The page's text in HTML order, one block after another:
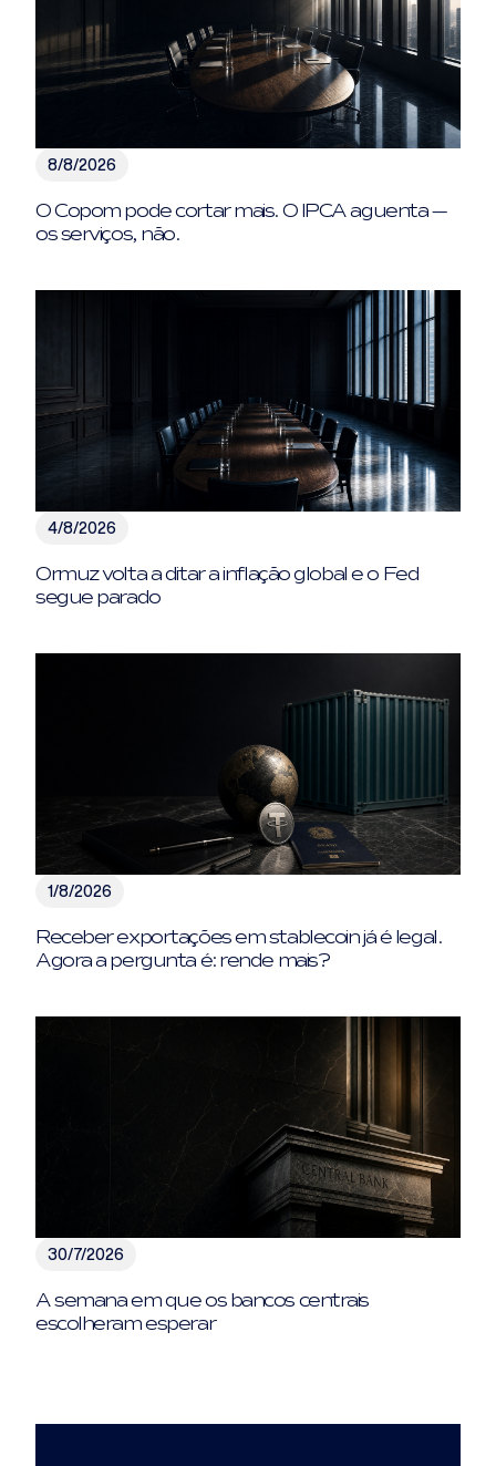
8/8/2026
O Copom pode cortar mais. O IPCA aguenta —
os serviços, não.
4/8/2026
Ormuz volta a ditar a inflação global e o Fed
segue parado
1/8/2026
Receber exportações em stablecoin já é legal.
Agora a pergunta é: rende mais?
30/7/2026
A semana em que os bancos centrais
escolheram esperar